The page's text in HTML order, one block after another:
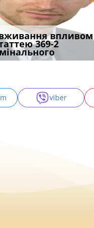
встановив для
шкоди
впливом
369-2
потрібна ФОП
у 2026 році:
засто
viber